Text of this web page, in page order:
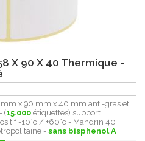
X 90 X 40 Thermique -
mm x 90 mm x 40 mm anti-gras et
(15.000 étiquettes) support
-10°c / +60°c - Mandrin 40
-sans bisphenol A